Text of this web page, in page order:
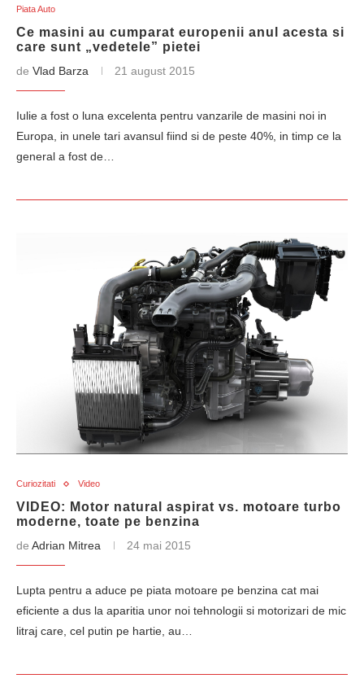
Piata Auto
Ce masini au cumparat europenii anul acesta si
care sunt „vedetele” pietei
de Vlad Barza 21 august 2015
Iulie a fost o luna excelenta pentru vanzarile de masini noi in
Europa, in unele tari avansul fiind si de peste 40%, in timp ce la
general a fost de…
Curiozitati Video
VIDEO: Motor natural aspirat vs. motoare turbo
moderne, toate pe benzina
de Adrian Mitrea 24 mai 2015
Lupta pentru a aduce pe piata motoare pe benzina cat mai
eficiente a dus la aparitia unor noi tehnologii si motorizari de mic
litraj care, cel putin pe hartie, au…